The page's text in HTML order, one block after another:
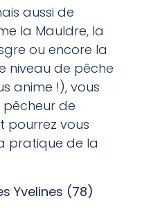
aussi de
la Mauldre, la
ou encore la
niveau de pêche
anime !), vous
de
pourrez vous
pratique de la
Yvelines (78)